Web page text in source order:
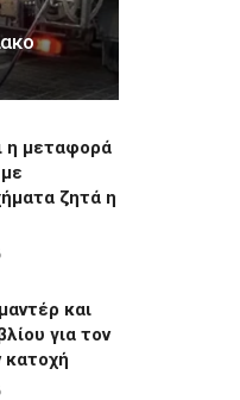
η μεταφορά
ζητά η
και
για τον
κατοχή